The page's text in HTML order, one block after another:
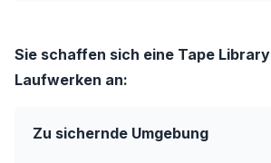
Sie schaffen sich eine Tape Library
Laufwerken an:
Zu sichernde Umgebung